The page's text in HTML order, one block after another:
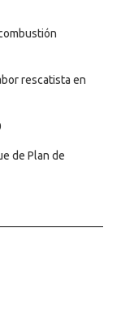
rescatista en
de Plan de